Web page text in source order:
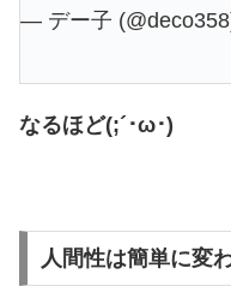
— デー子
なるほど(;´･ω･)
人間性は簡単に変